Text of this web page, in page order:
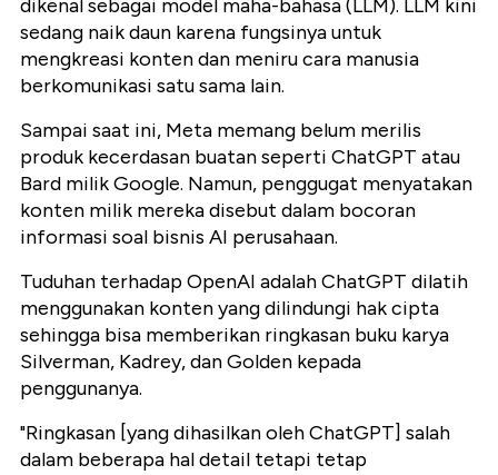
dikenal sebagai model maha-bahasa (LLM). LLM kini
sedang naik daun karena fungsinya untuk
mengkreasi konten dan meniru cara manusia
berkomunikasi satu sama lain.
Sampai saat ini, Meta memang belum merilis
produk kecerdasan buatan seperti ChatGPT atau
Bard milik Google. Namun, penggugat menyatakan
konten milik mereka disebut dalam bocoran
informasi soal bisnis AI perusahaan.
Tuduhan terhadap OpenAI adalah ChatGPT dilatih
menggunakan konten yang dilindungi hak cipta
sehingga bisa memberikan ringkasan buku karya
Silverman, Kadrey, dan Golden kepada
penggunanya.
"Ringkasan [yang dihasilkan oleh ChatGPT] salah
dalam beberapa hal detail tetapi tetap